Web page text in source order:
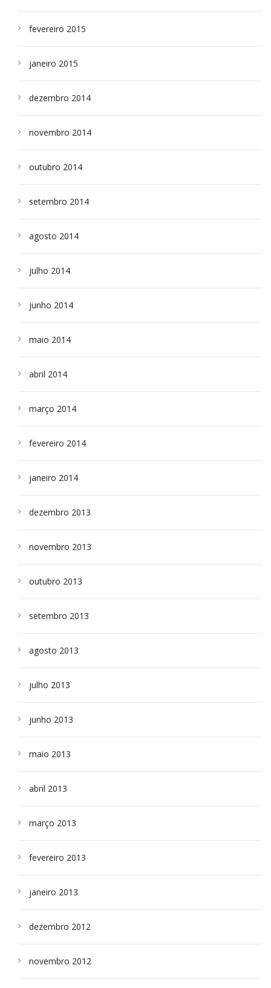
fevereiro 2015
janeiro 2015
dezembro 2014
novembro 2014
outubro 2014
setembro 2014
agosto 2014
julho 2014
junho 2014
maio 2014
abril 2014
março 2014
fevereiro 2014
janeiro 2014
dezembro 2013
novembro 2013
outubro 2013
setembro 2013
agosto 2013
julho 2013
junho 2013
maio 2013
abril 2013
março 2013
fevereiro 2013
janeiro 2013
dezembro 2012
novembro 2012